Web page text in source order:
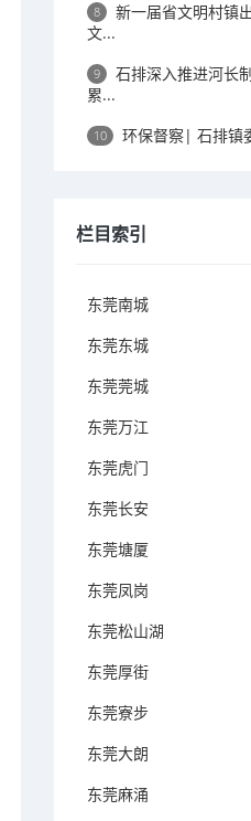
8
新一届省文明村镇
文...
9
石排深入推进河长
累...
10 环保督察| 石排镇
栏目索引
东莞南城
东莞东城
东莞莞城
东莞万江
东莞虎门
东莞长安
东莞塘厦
东莞凤岗
东莞松山湖
东莞厚街
东莞寮步
东莞大朗
东莞麻涌